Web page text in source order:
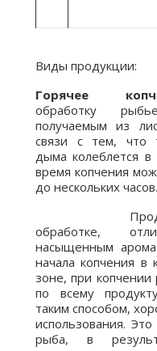
Виды продукции:
Горячее
обработку
получаемым из
связи с тем, что
дыма колеблется
время копчения
до нескольких часов.
Продукты,
обработке,
насыщенным
начала копчения в
зоне, при копчении
по всему
таким способом,
использования.
рыба, в